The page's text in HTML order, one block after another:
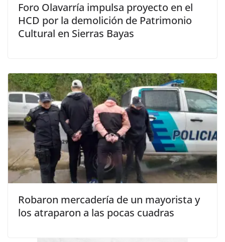
Foro Olavarría impulsa proyecto en el
HCD por la demolición de Patrimonio
Cultural en Sierras Bayas
Robaron mercadería de un mayorista y
los atraparon a las pocas cuadras